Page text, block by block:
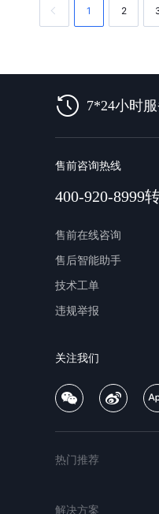
1 2
7*24小时
售前咨询热线
400-920-8999
售前在线咨询
售后智能助手
技术工单
违规举报
关注我们
热门推荐
解决方案